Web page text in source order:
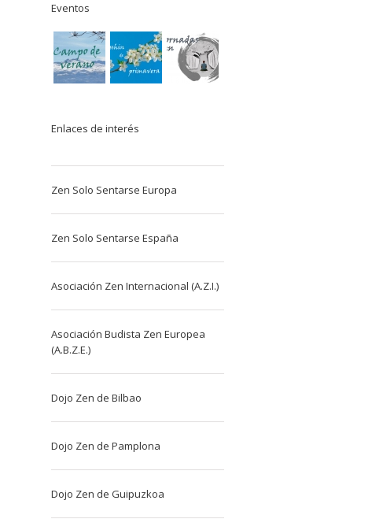
Eventos
Enlaces de interés
Zen Solo Sentarse Europa
Zen Solo Sentarse España
Asociación Zen Internacional (A.Z.I.)
Asociación Budista Zen Europea
(A.B.Z.E.)
Dojo Zen de Bilbao
Dojo Zen de Pamplona
Dojo Zen de Guipuzkoa